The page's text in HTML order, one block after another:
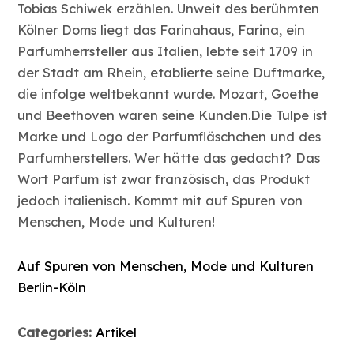
Tobias Schiwek erzählen. Unweit des berühmten
Kölner Doms liegt das Farinahaus, Farina, ein
Parfumherrsteller aus Italien, lebte seit 1709 in
der Stadt am Rhein, etablierte seine Duftmarke,
die infolge weltbekannt wurde. Mozart, Goethe
und Beethoven waren seine Kunden.Die Tulpe ist
Marke und Logo der Parfumfläschchen und des
Parfumherstellers. Wer hätte das gedacht? Das
Wort Parfum ist zwar französisch, das Produkt
jedoch italienisch. Kommt mit auf Spuren von
Menschen, Mode und Kulturen!
Auf Spuren von Menschen, Mode und Kulturen
Berlin-Köln
Categories: Artikel